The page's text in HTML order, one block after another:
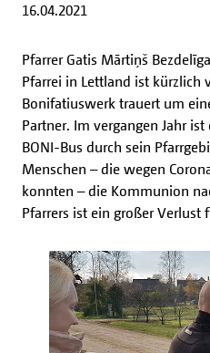
16.04.2021
Pfarrer Gatis Mārtiņš
Pfarrei in Lettland ist kürzlich
Bonifatiuswerk trauert um
Partner. Im vergangen Jahr
BONI-Bus durch sein
Menschen – die wegen
konnten – die Kommunion
Pfarrers ist ein großer Verlust